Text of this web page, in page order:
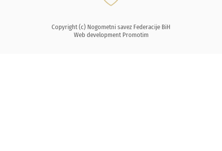
Copyright (c) Nogometni savez Federacije BiH
Web development Promotim